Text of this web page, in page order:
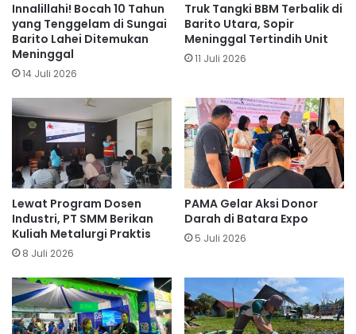
Innalillahi! Bocah 10 Tahun
yang Tenggelam di Sungai
Barito Lahei Ditemukan
Meninggal
14 Juli 2026
Truk Tangki BBM Terbalik di
Barito Utara, Sopir
Meninggal Tertindih Unit
11 Juli 2026
Lewat Program Dosen
Industri, PT SMM Berikan
Kuliah Metalurgi Praktis
8 Juli 2026
PAMA Gelar Aksi Donor
Darah di Batara Expo
5 Juli 2026